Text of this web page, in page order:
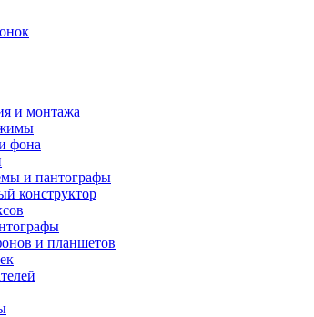
и монтажа
фона
и пантографы
конструктор
и планшетов